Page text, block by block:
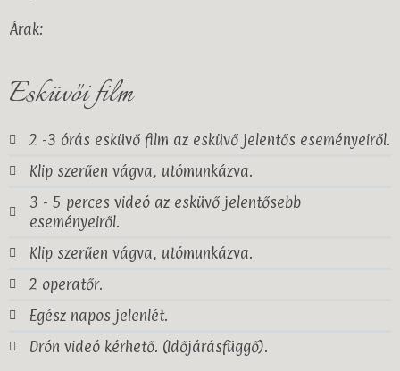
Árak:
Esküvői film
2 -3 órás esküvő film az esküvő jelentős eseményeiről.
Klip szerűen vágva, utómunkázva.
3 - 5 perces videó az esküvő jelentősebb
eseményeiről.
Klip szerűen vágva, utómunkázva.
2 operatőr.
Egész napos jelenlét.
Drón videó kérhető. (Időjárásfüggő).